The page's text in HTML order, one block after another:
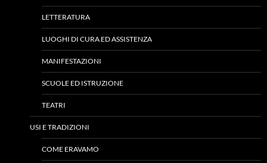
LETTERATURA
LUOGHI DI CURA ED ASSISTENZA
MANIFESTAZIONI
SCUOLE ED ISTRUZIONE
TEATRI
USI E TRADIZIONI
COME ERAVAMO